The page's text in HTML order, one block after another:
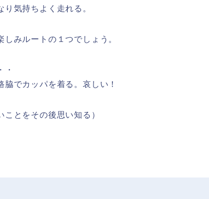
気持ちよく走れる。
みルートの１つでしょう。
・
でカッパを着る。哀しい！
ことをその後思い知る）